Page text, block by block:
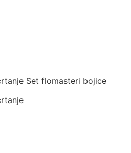
Set flomasteri bojice